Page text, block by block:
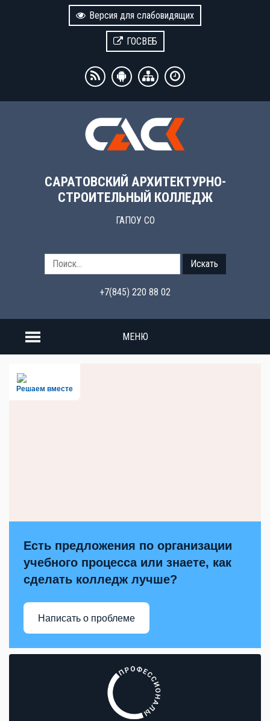
Версия для слабовидящих
ГОСВЕБ
САРАТОВСКИЙ АРХИТЕКТУРНО-
СТРОИТЕЛЬНЫЙ КОЛЛЕДЖ
ГАПОУ СО
Искать
+7(845) 220 88 02
МЕНЮ
Решаем вместе
Есть предложения по организации
учебного процесса или знаете, как
сделать колледж лучше?
Написать о проблеме